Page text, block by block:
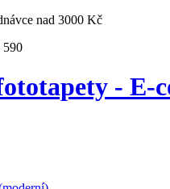
nad 3000 Kč
590
- E-